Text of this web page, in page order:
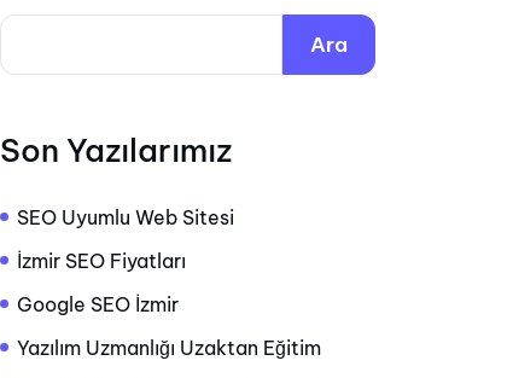
Ara
Son Yazılarımız
SEO Uyumlu Web Sitesi
İzmir SEO Fiyatları
Google SEO İzmir
Yazılım Uzmanlığı Uzaktan Eğitim